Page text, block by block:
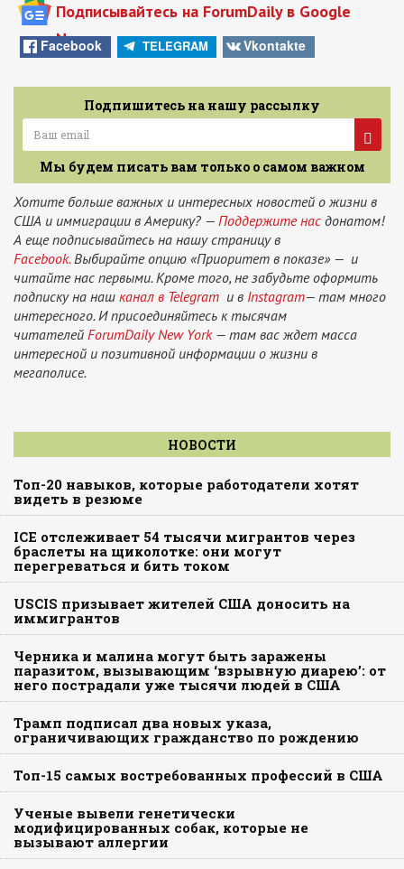
Подписывайтесь на ForumDaily в Google
News
Facebook TELEGRAM Vkontakte
Подпишитесь на нашу рассылку
Мы будем писать вам только о самом важном
Хотите больше важных и интересных новостей о жизни в
США и иммиграции в Америку? — Поддержите нас донатом!
А еще подписывайтесь на нашу страницу в
Facebook.Выбирайте опцию «Приоритет в показе» — и
читайте нас первыми. Кроме того, не забудьте оформить
подписку на наш канал в Telegram и в Instagram— там много
интересного. И присоединяйтесь к тысячам
читателей ForumDaily New York— там вас ждет масса
интересной и позитивной информации о жизни в
мегаполисе.
НОВОСТИ
Топ-20 навыков, которые работодатели хотят
видеть в резюме
ICE отслеживает 54 тысячи мигрантов через
браслеты на щиколотке: они могут
перегреваться и бить током
USCIS призывает жителей США доносить на
иммигрантов
Черника и малина могут быть заражены
паразитом, вызывающим ‘взрывную диарею’: от
него пострадали уже тысячи людей в США
Трамп подписал два новых указа,
ограничивающих гражданство по рождению
Топ-15 самых востребованных профессий в США
Ученые вывели генетически
модифицированных собак, которые не
вызывают аллергии